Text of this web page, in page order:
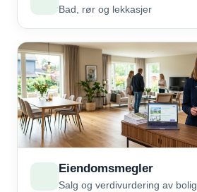
Bad, rør og lekkasjer
Eiendomsmegler
Salg og verdivurdering av bolig